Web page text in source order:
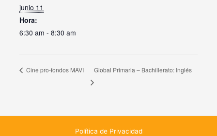
junio 11
Hora:
6:30 am - 8:30 am
Cine pro-fondos MAVI Global Primaria – Bachillerato: Inglés
Política de Privacidad